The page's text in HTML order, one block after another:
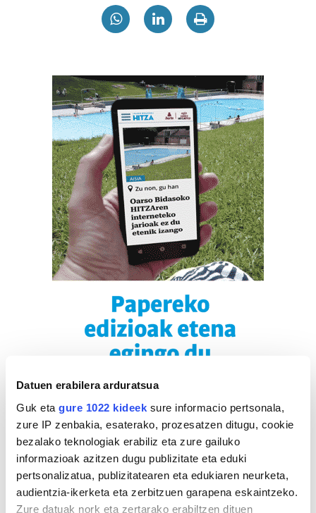
Datuen erabilera arduratsua
Guk eta gure 1022 kideek sure informacio pertsonala,
zure IP zenbakia, esaterako, prozesatzen ditugu, cookie
bezalako teknologiak erabiliz eta zure gailuko
informazioak azitzen dugu publizitate eta eduki
pertsonalizatua, publizitatearen eta edukiaren neurketa,
audientzia-ikerketa eta zerbitzuen garapena eskaintzeko.
Zure datuak nork eta zertarako erabiltzen dituen